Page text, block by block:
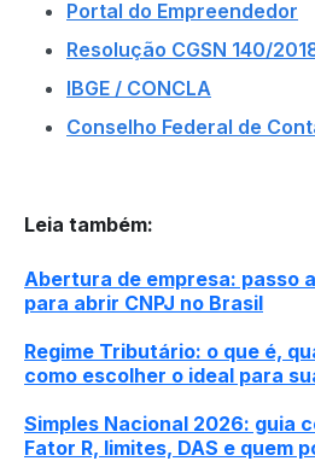
Portal do Empreendedor
Resolução CGSN 140/
IBGE / CONCLA
Conselho Federal de
Leia também:
Abertura de empresa: passo
para abrir CNPJ no Brasil
Regime Tributário: o que é,
como escolher o ideal para
Simples Nacional 2026: guia
Fator R, limites, DAS e quem